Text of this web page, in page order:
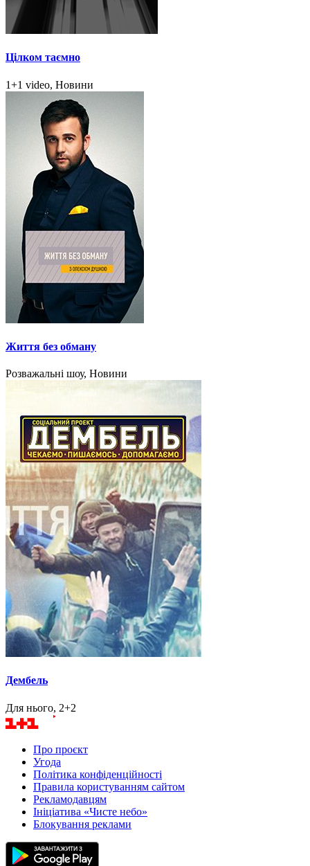
Цілком таємно
1+1 video, Новини
Життя без обману
Розважальні шоу, Новини
Дембель
Для нього, 2+2
Про проєкт
Угода
Політика конфіденційності
Правила користуванням сайтом
Рекламодавцям
Ініціатива «Чисте небо»
Блокування реклами